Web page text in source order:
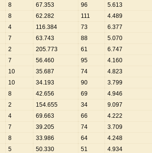
8 67.353 96 5.613
8 62.282 111 4.489
4 116.384 73 6.377
7 63.743 88 5.070
2 205.773 61 6.747
7 56.460 95 4.160
10 35.687 74 4.823
10 34.193 90 3.799
8 42.656 69 4.946
2 154.655 34 9.097
4 69.663 66 4.222
7 39.205 74 3.709
8 33.986 64 4.248
5 50.330 51 4.934